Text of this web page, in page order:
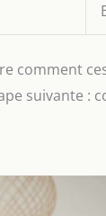
comment
suivante :